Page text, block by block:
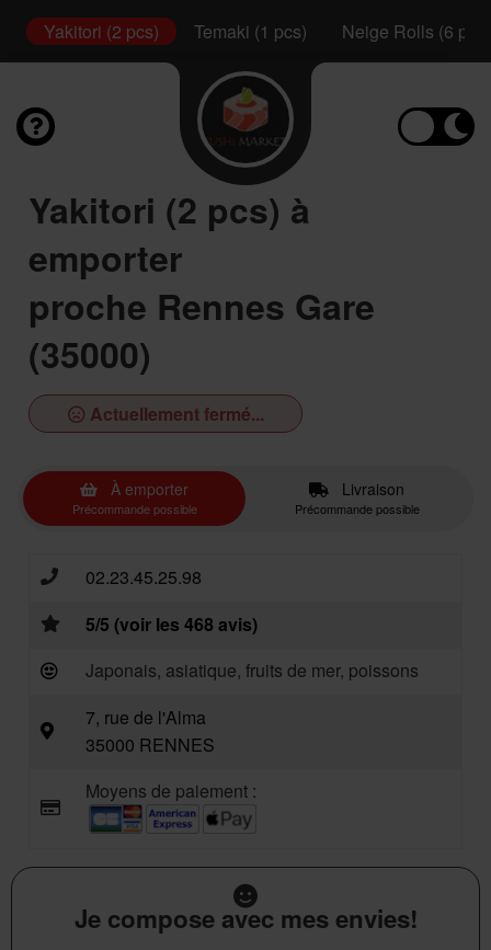
Yakitori (2 pcs) Temaki (1 pcs) Neige Rolls (6 pcs)
Yakitori (2 pcs) à
emporter
proche Rennes Gare
(35000)
Actuellement fermé...
À emporter
Précommande possible
Livraison
Précommande possible
02.23.45.25.98
5/5 (voir les 468 avis)
Japonais, asiatique, fruits de mer, poissons
7, rue de l'Alma
35000 RENNES
Moyens de paiement :
Je compose avec mes envies!